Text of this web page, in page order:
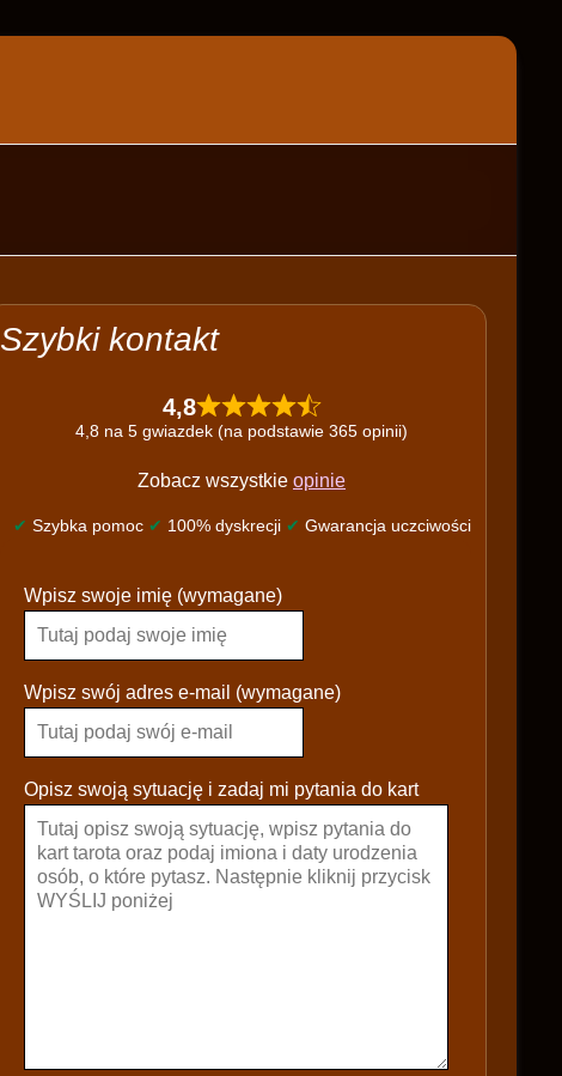
Szybki kontakt
4,8
4,8 na 5 gwiazdek (na podstawie 365 opinii)
Zobacz wszystkie opinie
✔ Szybka pomoc ✔ 100% dyskrecji ✔ Gwarancja uczciwości
l
a
s
e
a
e
Wpisz swoje imię (wymagane)
Wpisz swój adres e-mail (wymagane)
Opisz swoją sytuację i zadaj mi pytania do kart